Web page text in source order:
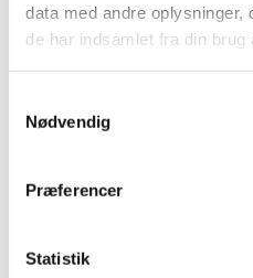
data med andre oplysninger,
de har indsamlet fra din brug
Nødvendig
Præferencer
Statistik
2022 (10)
2021 (32)
2019 (41)
2014 (44)